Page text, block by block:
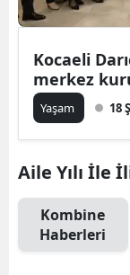
Kocaeli
merkez
Yaşam 18
Aile Yılı İle
Kombine
Haberleri